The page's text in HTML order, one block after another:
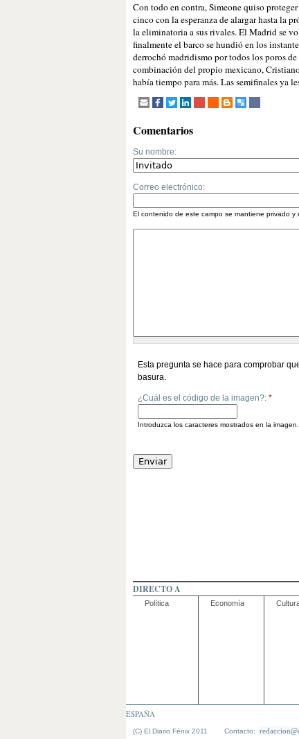
Con todo en contra, Simeone quiso
cinco con la esperanza de alargar hasta la
la eliminatoria a sus rivales. El Madrid se
finalmente el barco se hundió en los
derrochó madridismo por todos los poros
combinación del propio mexicano,
había tiempo para más. Las semifinales ya
Comentarios
Su nombre:
Correo electrónico:
El contenido de este campo se mantiene privado y
Esta pregunta se hace para comprobar
basura.
¿Cuál es el código de la imagen?: *
Introduzca los caracteres mostrados en la imagen.
DIRECTO A
Política Economía
ESPAÑA
(C) El Diario Fénix 2011 Contacto: